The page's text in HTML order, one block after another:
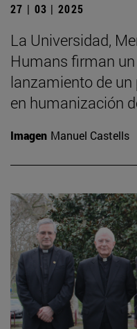
27 | 03 | 2025
La Universidad,
Humans firman
lanzamiento de
en humanización
Imagen Manuel Castells